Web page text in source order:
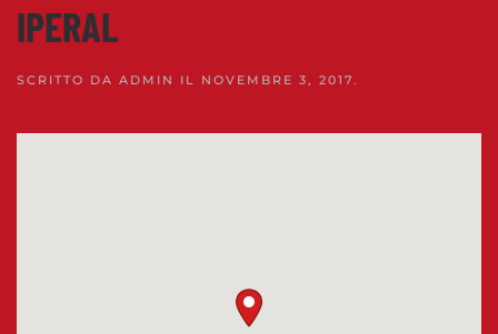
IPERAL
SCRITTO DA ADMIN IL NOVEMBRE 3, 2017.